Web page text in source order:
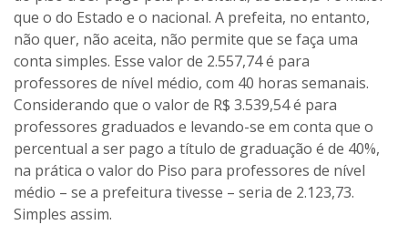
que o do Estado e o nacional. A prefeita, no entanto,
não quer, não aceita, não permite que se faça uma
conta simples. Esse valor de 2.557,74 é para
professores de nível médio, com 40 horas semanais.
Considerando que o valor de R$ 3.539,54 é para
professores graduados e levando-se em conta que o
percentual a ser pago a título de graduação é de 40%,
na prática o valor do Piso para professores de nível
médio – se a prefeitura tivesse – seria de 2.123,73.
Simples assim.